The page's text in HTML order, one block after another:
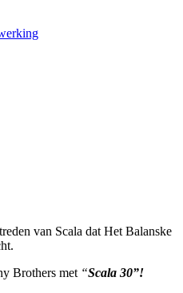
van Scala dat Het Balanske
Brothers met “Scala 30”!